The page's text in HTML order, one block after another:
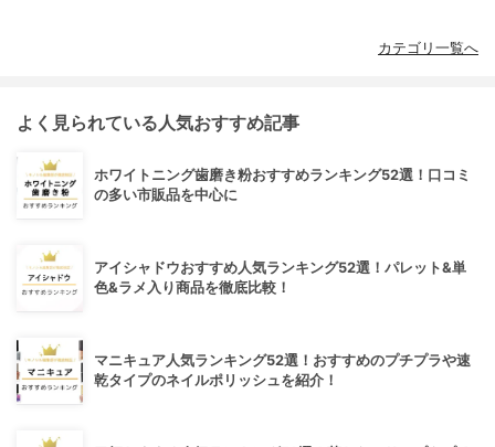
カテゴリ一覧へ
よく見られている人気おすすめ記事
ホワイトニング歯磨き粉おすすめランキング52選！口コミ
の多い市販品を中心に
アイシャドウおすすめ人気ランキング52選！パレット&単
色&ラメ入り商品を徹底比較！
マニキュア人気ランキング52選！おすすめのプチプラや速
乾タイプのネイルポリッシュを紹介！